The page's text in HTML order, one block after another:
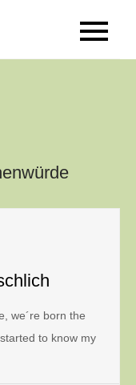
we´re born the
to know my